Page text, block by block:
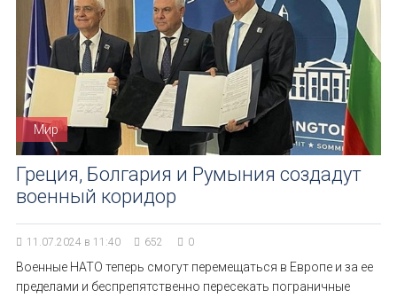
Мир
Греция, Болгария и Румыния создадут
военный коридор
11.07.2024 в 11:40 652 0
Военные НАТО теперь смогут перемещаться в Европе и за ее
пределами и беспрепятственно пересекать пограничные